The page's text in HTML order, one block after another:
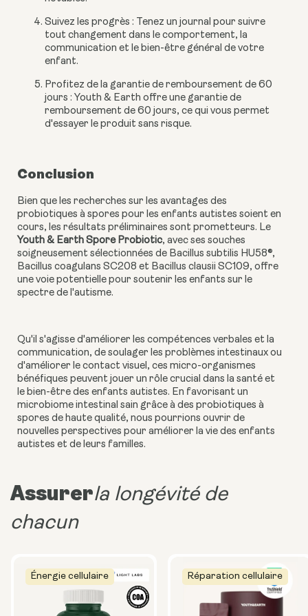
Suivez les progrès : Tenez un journal pour suivre
tout changement dans le comportement, la
communication et le bien-être général de votre
enfant.
Profitez de la garantie de remboursement de 60
jours : Youth & Earth offre une garantie de
remboursement de 60 jours, ce qui vous permet
d'essayer le produit sans risque.
Conclusion
Bien que les recherches sur les avantages des
probiotiques à spores pour les enfants autistes soient en
cours, les résultats préliminaires sont prometteurs. Le
Youth & Earth Spore Probiotic, avec ses souches
soigneusement sélectionnées de Bacillus subtilis HU58®,
Bacillus coagulans SC208 et Bacillus clausii SC109, offre
une voie potentielle pour soutenir les enfants sur le
spectre de l'autisme.
Qu'il s'agisse d'améliorer les compétences verbales et la
communication, de soulager les problèmes intestinaux ou
d'améliorer le contact visuel, ces micro-organismes
bénéfiques peuvent jouer un rôle crucial dans la santé et
le bien-être des enfants autistes. En favorisant un
microbiome intestinal sain grâce à des probiotiques à
spores de haute qualité, nous pourrions ouvrir de
nouvelles perspectives pour améliorer la vie des enfants
autistes et de leurs familles.
Assurerla longévité de
chacun
Énergie cellulaire Réparation cellulaire